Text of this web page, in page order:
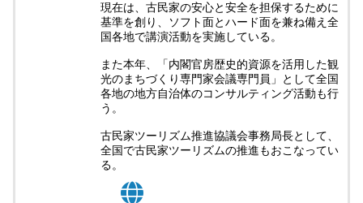
現在は、古民家の安心と安全を担保するために
基準を創り、ソフト面とハード面を兼ね備え全
国各地で講演活動を実施している。
また本年、「内閣官房歴史的資源を活用した観
光のまちづくり専門家会議専門員」として全国
各地の地方自治体のコンサルティング活動も行
う。
古民家ツーリズム推進協議会事務局長として、
全国で古民家ツーリズムの推進もおこなってい
る。